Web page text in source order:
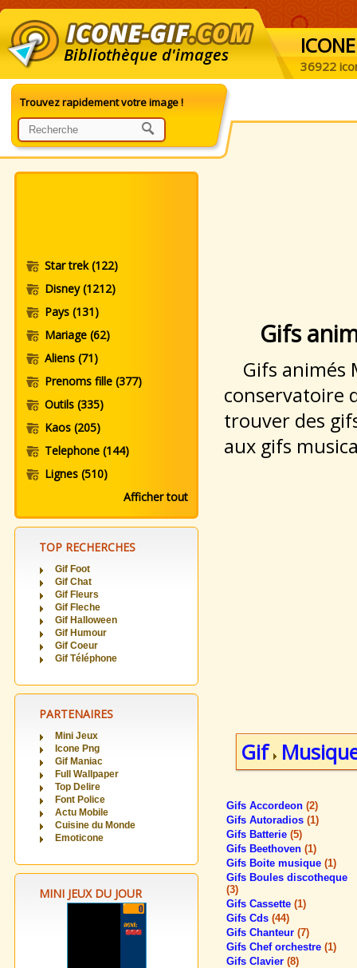
Bibliothèque d'images ICONE
36922
Trouvez rapidement votre image !
Star trek(122)
Disney(1212)
Pays (131)
Mariage (62)
Aliens (71)
Prenoms fille (377)
Outils (335)
Kaos (205)
Telephone (144)
Lignes (510)
Afficher tout
TOP RECHERCHES
Gif Foot
Gif Chat
Gif Fleurs
Gif Fleche
Gif Halloween
Gif Humour
Gif Coeur
Gif Téléphone
PARTENAIRES
Mini Jeux
Icone Png
Gif Maniac
Full Wallpaper
Top Delire
Font Police
Actu Mobile
Cuisine du Monde
Emoticone
MINI JEUX DU JOUR
Gifs
Gifs animés
conservatoire
trouver des
aux gifs
Gif
Gifs Accordeon (2)
Gifs Autoradios (1)
Gifs Batterie (5)
Gifs Beethoven (1)
Gifs Boite musique (1)
Gifs Boules discotheque
(3)
Gifs Cassette (1)
Gifs Cds (44)
Gifs Chanteur (7)
Gifs Chef orchestre (1)
Gifs Clavier (8)